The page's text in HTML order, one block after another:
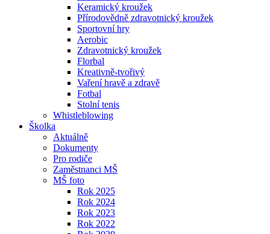
Keramický kroužek
Přírodovědně zdravotnický kroužek
Sportovní hry
Aerobic
Zdravotnický kroužek
Florbal
Kreativně-tvořivý
Vaření hravě a zdravě
Fotbal
Stolní tenis
Whistleblowing
Školka
Aktuálně
Dokumenty
Pro rodiče
Zaměstnanci MŠ
MŠ foto
Rok 2025
Rok 2024
Rok 2023
Rok 2022